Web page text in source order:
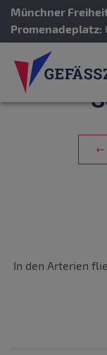
Münchner
Promenadeplatz:
←
In den Arterien